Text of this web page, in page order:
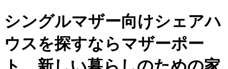
シングルマザー向けシェアハ
ウスを探すならマザーポー